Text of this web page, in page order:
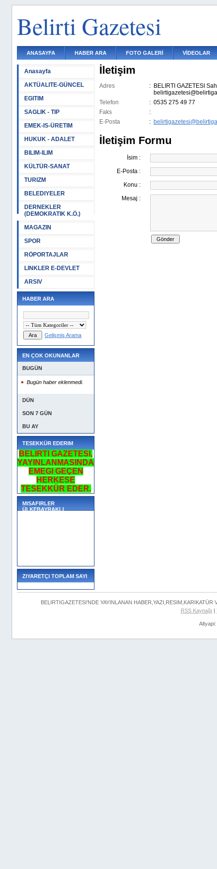
Belirti Gazetesi
ANASAYFA HABER ARA FOTO GALERİ VİDEOLAR
Anasayfa
AKTÜALITE-GÜNCEL
EGITIM
SAGLIK - TIP
EMEK-IS-ÜRETIM
HUKUK - ADALET
BILIM-ILIM
KÜLTÜR-SANAT
TURIZM
BELEDIYELER
DERNEKLER
(DEMOKRATIK K.Ö.)
MAGAZIN
SPOR
RÖPORTAJLAR
LINKLER E-DEVLET
ARSIV
HABER ARA
Gelişmiş Arama
EN ÇOK OKUNANLAR
BUGÜN
Bugün haber eklenmedi.
DÜN
SON 7 GÜN
BU AY
TESEKKÜR EDERIM
BELIRTI GAZETESI,
YAYINLANMASINDA
EMEGI GEÇEN
HERKESE
TESEKKÜR EDER.
MISAFIRLER
ÜLKEBAYRAKLI
ZIYARETÇI TOPLAM SAYI
İletişim
Adres : BELIRTI GAZETESI
Telefon
: 0535 275 49 77
Faks
:
E-Posta
:
İletişim Formu
İsim :
E-Posta :
Konu :
Mesaj :
BELIRTIGAZETESI'NDE YAYINLANAN
RSS Kaynağı |
Altyapi: